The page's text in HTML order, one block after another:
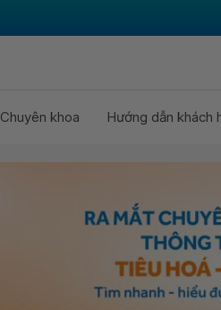
Chuyên khoa Hướng dẫn khách